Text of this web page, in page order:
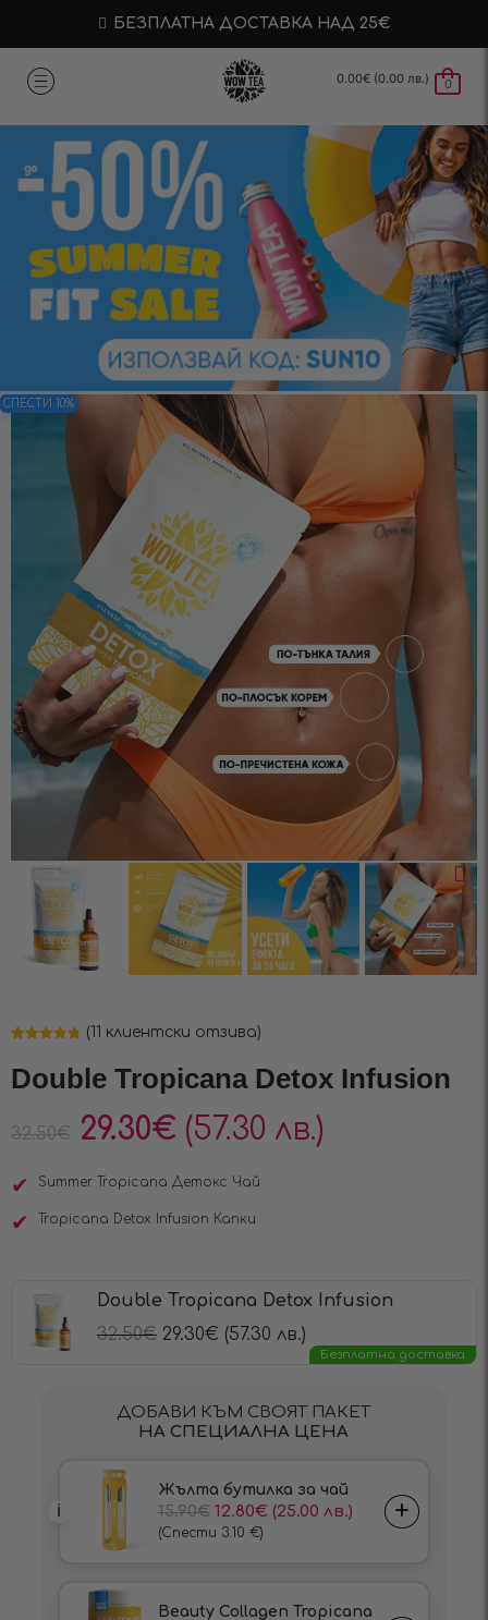
БЕЗПЛАТНА ДОСТАВКА НАД 25€
0.00€ (0.00 лв.) 0
СПЕСТИ 10%
базирано на
потребителски
(11 клиентски отзива)
Double Tropicana Detox Infusion
32.50€ 29.30€ (57.30 лв.)
Summer Tropicana Детокс Чай
Tropicana Detox Infusion Капки
Double Tropicana Detox Infusion
32.50€ 29.30€ (57.30 лв.)
Безплатна доставка